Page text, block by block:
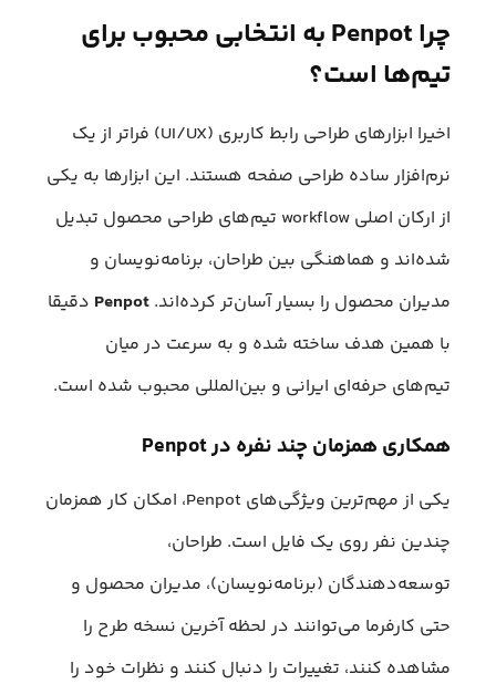
چرا Penpot به انتخابی محبوب برای
تیم‌ها است؟
اخیرا ابزارهای طراحی رابط کاربری (UI/UX) فراتر از یک
نرم‌افزار ساده طراحی صفحه هستند. این ابزارها به یکی
از ارکان اصلی workflow تیم‌های طراحی محصول تبدیل
شده‌اند و هماهنگی بین طراحان، برنامه‌نویسان و
مدیران محصول را بسیار آسان‌تر کرده‌اند. Penpot دقیقا
با همین هدف ساخته شده و به سرعت در میان
تیم‌های حرفه‌ای ایرانی و بین‌المللی محبوب شده است.
همکاری همزمان چند نفره در Penpot
یکی از مهم‌ترین ویژگی‌های Penpot، امکان کار همزمان
چندین نفر روی یک فایل است. طراحان،
توسعه‌دهندگان (برنامه‌نویسان)، مدیران محصول و
حتی کارفرما می‌توانند در لحظه آخرین نسخه طرح را
مشاهده کنند، تغییرات را دنبال کنند و نظرات خود را